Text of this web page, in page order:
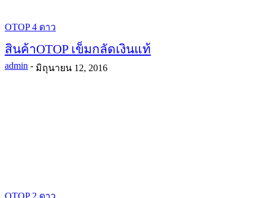
OTOP 4 ดาว
สินค้าOTOP เข็มกลัดเงินแท้
admin - มิถุนายน 12, 2016
OTOP 2 ดาว